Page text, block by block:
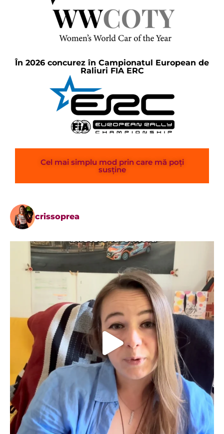
În 2026 concurez în Campionatul European de
Raliuri FIA ERC
Cel mai simplu mod prin care mă poți
susține
crissoprea